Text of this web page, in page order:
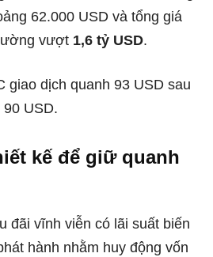
62.000 USD và tổng giá
vượt 1,6 tỷ USD.
giao dịch quanh 93 USD sau
90 USD.
kế để giữ quanh
đãi vĩnh viễn có lãi suất biến
hành nhằm huy động vốn